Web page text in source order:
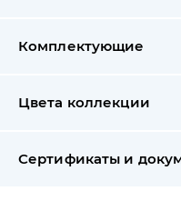
Комплектующие
Цвета коллекции
Сертификаты и